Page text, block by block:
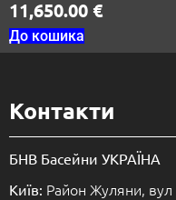
11,650.00 €
До кошика
Контакти
БНВ Басейни УКРАЇНА
Київ: Район Жуляни, вул